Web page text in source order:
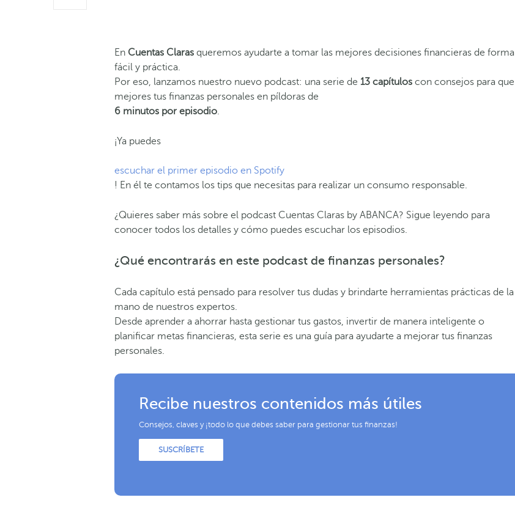
En Cuentas Claras queremos ayudarte a tomar las mejores decisiones financieras de forma
fácil y práctica.
Por eso, lanzamos nuestro nuevo podcast: una serie de 13 capítulos con consejos para que
mejores tus finanzas personales en píldoras de
6 minutos por episodio.
¡Ya puedes
escuchar el primer episodio en Spotify
! En él te contamos los tips que necesitas para realizar un consumo responsable.
¿Quieres saber más sobre el podcast Cuentas Claras by ABANCA? Sigue leyendo para
conocer todos los detalles y cómo puedes escuchar los episodios.
¿Qué encontrarás en este podcast de finanzas personales?
Cada capítulo está pensado para resolver tus dudas y brindarte herramientas prácticas de la
mano de nuestros expertos.
Desde aprender a ahorrar hasta gestionar tus gastos, invertir de manera inteligente o
planificar metas financieras, esta serie es una guía para ayudarte a mejorar tus finanzas
personales.
Recibe nuestros contenidos más útiles
Consejos, claves y ¡todo lo que debes saber para gestionar tus finanzas!
SUSCRÍBETE